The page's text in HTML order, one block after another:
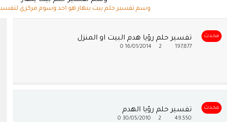
وسم تفسير حلم بيت ينهار هو احد وسوم مركزي لتفسير
محدث تفسير حلم رؤيا هدم البيت او المنزل
197,877
16/01/2014
0
محدث تفسير حلم رؤيا الهدم
49,550
30/05/2010
0